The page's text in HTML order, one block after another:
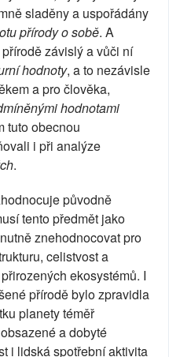
sladěny a uspořádány
přírody o sobě. A
závislý a vůči ní
hodnoty, a to nezávisle
a pro člověka,
hodnotami
tuto obecnou
i při analýze
.
původně
tento předmět jako
znehodnocovat pro
celistvost a
ekosystémů. I
přírodě bylo zpravidla
planety téměř
a dobyté
i lidská spotřební aktivita